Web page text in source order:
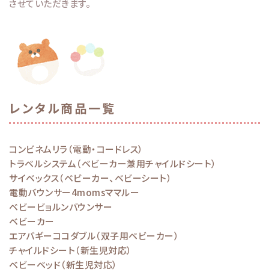
させていただきます。
レンタル商品一覧
コンビネムリラ（電動・コードレス）
トラベルシステム（ベビーカー兼用チャイルドシート）
サイベックス（ベビーカー、ベビーシート）
電動バウンサー4momsママルー
ベビービョルンバウンサー
ベビーカー
エアバギーココダブル（双子用ベビーカー）
チャイルドシート（新生児対応）
ベビーベッド（新生児対応）